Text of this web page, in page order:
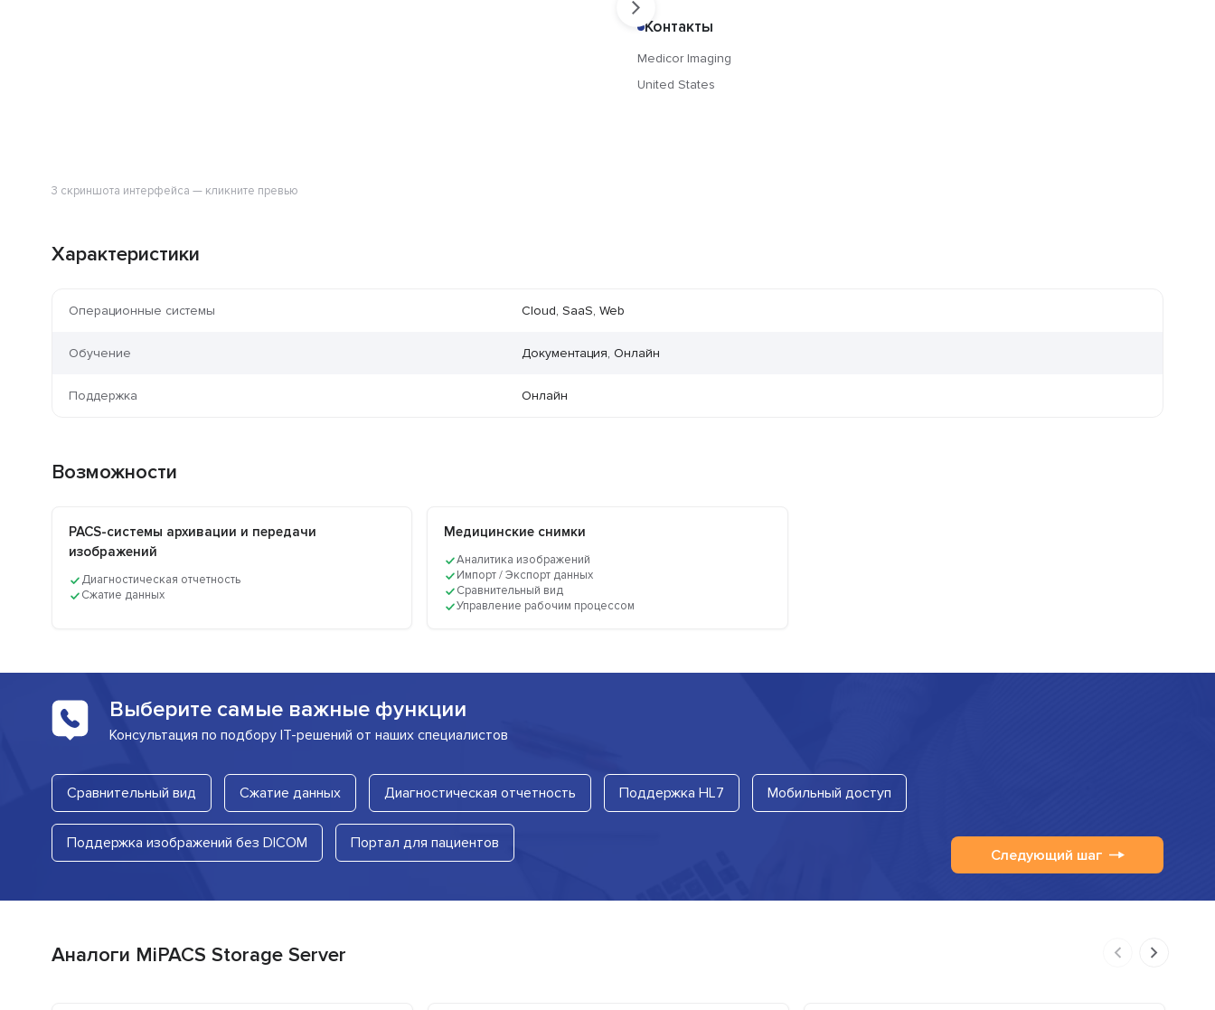
3 скриншота интерфейса — кликните превью
Контакты
Medicor Imaging
United States
Характеристики
Операционные системы Cloud, SaaS, Web
Обучение Документация, Онлайн
Поддержка Онлайн
Возможности
PACS-системы архивации и передачи
изображений
Диагностическая отчетность
Сжатие данных
Медицинские снимки
Аналитика изображений
Импорт / Экспорт данных
Сравнительный вид
Управление рабочим процессом
Выберите самые важные функции
Консультация по подбору IT-решений от наших специалистов
Сравнительный вид Сжатие данных Диагностическая отчетность Поддержка HL7 Мобильный доступ
Поддержка изображений без DICOM Портал для пациентов
Следующий шаг
Аналоги MiPACS Storage Server